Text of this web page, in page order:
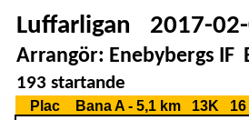
Luffarligan 2017-
Arrangör: Enebybergs IF
193 startande
Plac Bana A - 5,1 km 13K